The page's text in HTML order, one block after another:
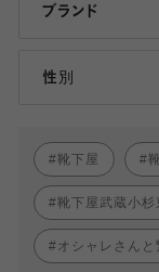
ブランド
性別
靴下屋
靴下屋武蔵小杉
オシャレさんと